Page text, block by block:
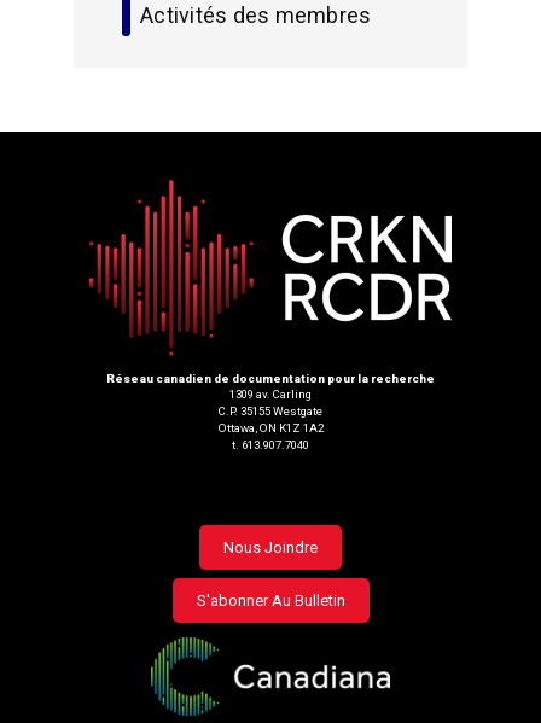
Activités des membres
Réseau canadien de documentation pour la recherche
1309 av. Carling
C.P. 35155 Westgate
Ottawa, ON K1Z 1A2
t. 613.907.7040
Footer
menu
Nous Joindre
S'abonner Au Bulletin